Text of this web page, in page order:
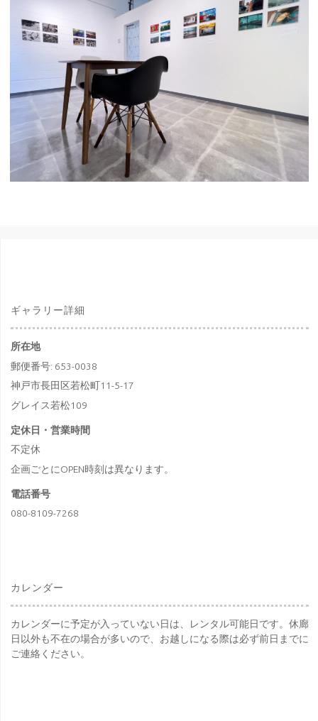
ギャラリー詳細
所在地
郵便番号: 653-0038
神戸市長田区若松町11-5-17
グレイス若松109
定休日・営業時間
不定休
企画ごとにOPEN時刻は異なります。
電話番号
080-8109-7268
カレンダー
カレンダーに予定が入っていない日は、レンタル可能日です。休廊
日以外も不在の場合が多いので、お越しになる際は必ず前日までに
ご連絡ください。